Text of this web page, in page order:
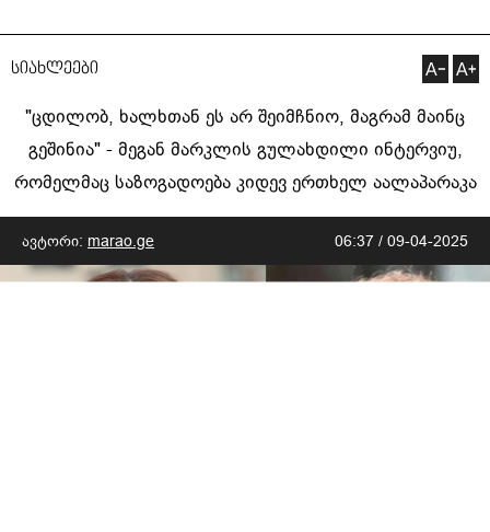
სიახლეები
"ცდილობ, ხალხთან ეს არ შეიმჩნიო, მაგრამ მაინც
გეშინია" - მეგან მარკლის გულახდილი ინტერვიუ,
რომელმაც საზოგადოება კიდევ ერთხელ აალაპარაკა
ავტორი: marao.ge 06:37 / 09-04-2025